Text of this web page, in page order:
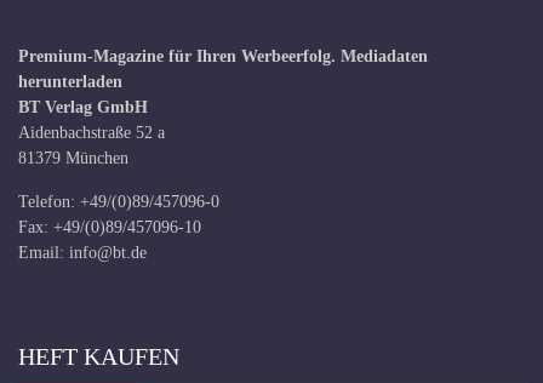
Premium-Magazine für Ihren Werbeerfolg. Mediadaten
herunterladen
BT Verlag GmbH
Aidenbachstraße 52 a
81379 München
Telefon: +49/(0)89/457096-0
Fax: +49/(0)89/457096-10
Email: info@bt.de
HEFT KAUFEN